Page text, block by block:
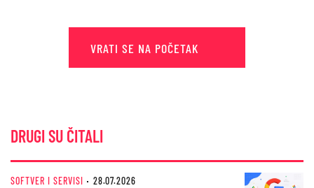
VRATI SE NA POČETAK
DRUGI SU ČITALI
SOFTVER I SERVISI 28.07.2026